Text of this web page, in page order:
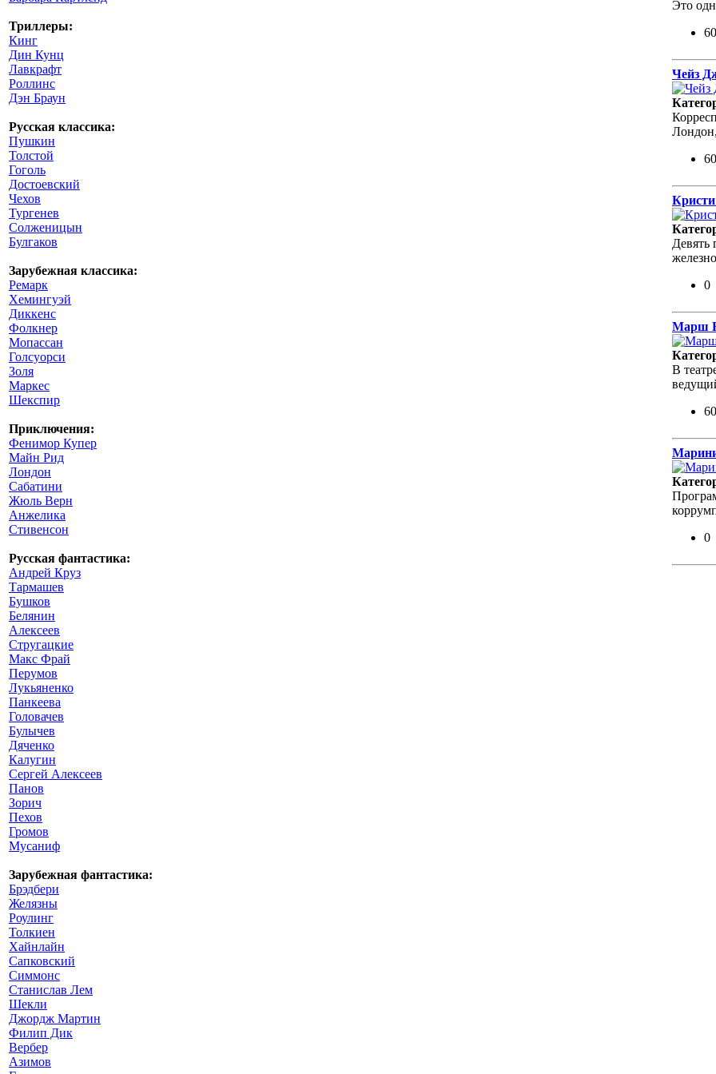
Триллеры:
Кинг
Дин Кунц
Лавкрафт
Роллинс
Дэн Браун
Русская классика:
Пушкин
Толстой
Гоголь
Достоевский
Чехов
Тургенев
Солженицын
Булгаков
Зарубежная классика:
Ремарк
Хемингуэй
Диккенс
Фолкнер
Мопассан
Голсуорси
Золя
Маркес
Шекспир
Приключения:
Фенимор Купер
Майн Рид
Лондон
Сабатини
Жюль Верн
Анжелика
Стивенсон
Русская фантастика:
Андрей Круз
Тармашев
Бушков
Белянин
Алексеев
Стругацкие
Макс Фрай
Перумов
Лукьяненко
Панкеева
Головачев
Булычев
Дяченко
Калугин
Сергей Алексеев
Панов
Зорич
Пехов
Громов
Мусаниф
Зарубежная фантастика:
Брэдбери
Желязны
Роулинг
Толкиен
Хайнлайн
Сапковский
Симмонс
Станислав Лем
Шекли
Джордж Мартин
Филип Дик
Вербер
Азимов
Это
60
Чейз
60
Девять
0
Марш
В
60
0